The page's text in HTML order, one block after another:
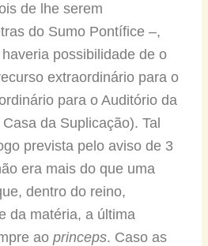
de lhe serem
do Sumo Pontífice –,
possibilidade de o
extraordinário para o
para o Auditório da
Casa da Suplicação). Tal
prevista pelo aviso de 3
era mais do que uma
dentro do reino,
da matéria, a última
ao princeps. Caso as